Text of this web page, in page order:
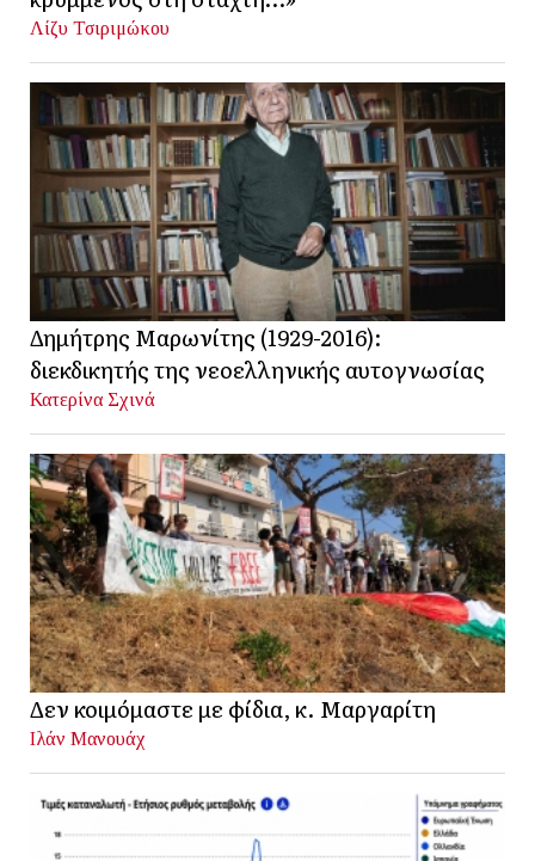
Λίζυ Τσιριμώκου
Δημήτρης Μαρωνίτης (1929-2016):
διεκδικητής της νεοελληνικής αυτογνωσίας
Κατερίνα Σχινά
Δεν κοιμόμαστε με φίδια, κ. Μαργαρίτη
Ιλάν Μανουάχ